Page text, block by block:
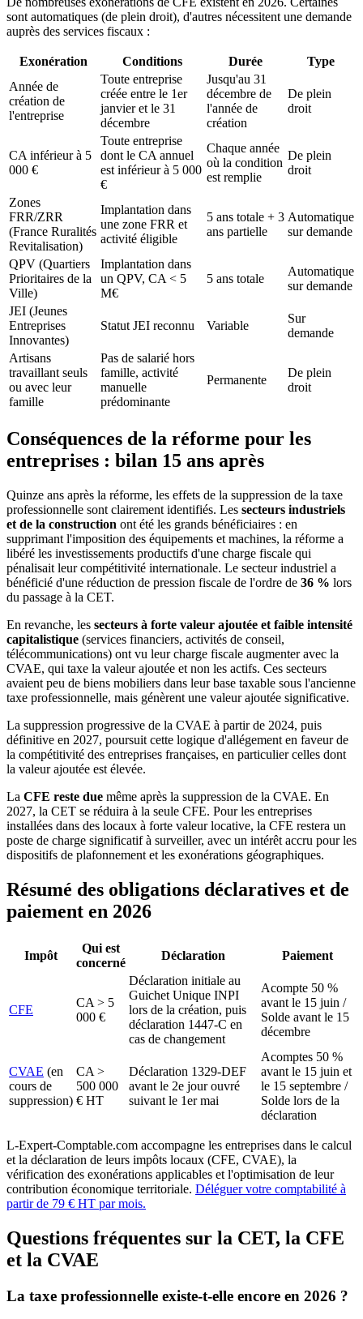
sont automatiques (de plein droit), d'autres nécessitent une demande
auprès des services fiscaux :
Exonération Conditions Durée
Type
Année de
création de
l'entreprise
Toute entreprise
créée entre le 1er
janvier et le 31
décembre
Jusqu'au 31
décembre de
l'année de
création
De plein
droit
CA inférieur à 5
000 €
Toute entreprise
dont le CA annuel
est inférieur à 5 000
€
Chaque année
où la condition
est remplie
De plein
droit
Zones
FRR/ZRR
(France Ruralités
Revitalisation)
Implantation dans
une zone FRR et
activité éligible
5 ans totale + 3
ans partielle
Automatique
sur demande
QPV (Quartiers
Prioritaires de la
Ville)
Implantation dans
un QPV, CA < 5
M€
5 ans totale
Automatique
sur demande
JEI (Jeunes
Entreprises
Innovantes)
Statut JEI reconnu Variable
Sur
demande
Artisans
travaillant seuls
ou avec leur
famille
Pas de salarié hors
famille, activité
manuelle
prédominante
Permanente
De plein
droit
Conséquences de la réforme pour les
entreprises : bilan 15 ans après
Quinze ans après la réforme, les effets de la suppression de la taxe
professionnelle sont clairement identifiés. Les secteurs industriels
et de la construction ont été les grands bénéficiaires : en
supprimant l'imposition des équipements et machines, la réforme a
libéré les investissements productifs d'une charge fiscale qui
pénalisait leur compétitivité internationale. Le secteur industriel a
bénéficié d'une réduction de pression fiscale de l'ordre de 36 % lors
du passage à la CET.
En revanche, les secteurs à forte valeur ajoutée et faible intensité
capitalistique (services financiers, activités de conseil,
télécommunications) ont vu leur charge fiscale augmenter avec la
CVAE, qui taxe la valeur ajoutée et non les actifs. Ces secteurs
avaient peu de biens mobiliers dans leur base taxable sous l'ancienne
taxe professionnelle, mais génèrent une valeur ajoutée significative.
La suppression progressive de la CVAE à partir de 2024, puis
définitive en 2027, poursuit cette logique d'allégement en faveur de
la compétitivité des entreprises françaises, en particulier celles dont
la valeur ajoutée est élevée.
La CFE reste due même après la suppression de la CVAE. En
2027, la CET se réduira à la seule CFE. Pour les entreprises
installées dans des locaux à forte valeur locative, la CFE restera un
poste de charge significatif à surveiller, avec un intérêt accru pour les
dispositifs de plafonnement et les exonérations géographiques.
Résumé des obligations déclaratives et de
paiement en 2026
Impôt
Qui est
concerné
Déclaration Paiement
CFE
CA > 5
000 €
Déclaration initiale au
Guichet Unique INPI
lors de la création, puis
déclaration 1447-C en
cas de changement
Acompte 50 %
avant le 15 juin /
Solde avant le 15
décembre
CVAE (en
cours de
suppression)
CA >
500 000
€ HT
Déclaration 1329-DEF
avant le 2e jour ouvré
suivant le 1er mai
Acomptes 50 %
avant le 15 juin et
le 15 septembre /
Solde lors de la
déclaration
L-Expert-Comptable.com accompagne les entreprises dans le calcul
et la déclaration de leurs impôts locaux (CFE, CVAE), la
vérification des exonérations applicables et l'optimisation de leur
contribution économique territoriale. Déléguer votre comptabilité à
partir de 79 € HT par mois.
Questions fréquentes sur la CET, la CFE
et la CVAE
La taxe professionnelle existe-t-elle encore en 2026 ?